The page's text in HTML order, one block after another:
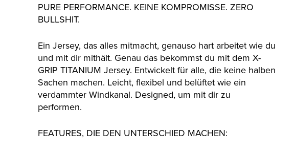
PURE PERFORMANCE. KEINE KOMPROMISSE. ZERO
BULLSHIT.
Ein Jersey, das alles mitmacht, genauso hart arbeitet wie du
und mit dir mithält. Genau das bekommst du mit dem X-
GRIP TITANIUM Jersey. Entwickelt für alle, die keine halben
Sachen machen. Leicht, flexibel und belüftet wie ein
verdammter Windkanal. Designed, um mit dir zu
performen.
FEATURES, DIE DEN UNTERSCHIED MACHEN: